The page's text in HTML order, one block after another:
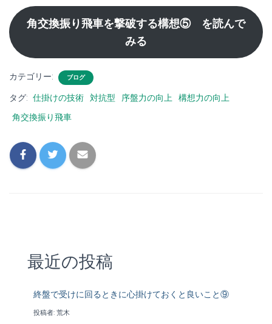
角交換振り飛車を撃破する構想⑤ を読んで
みる
カテゴリー: ブログ
タグ: 仕掛けの技術 対抗型 序盤力の向上
構想力の向上
角交換振り飛車
最近の投稿
終盤で受けに回るときに心掛けておくと良いこと⑨
投稿者: 荒木